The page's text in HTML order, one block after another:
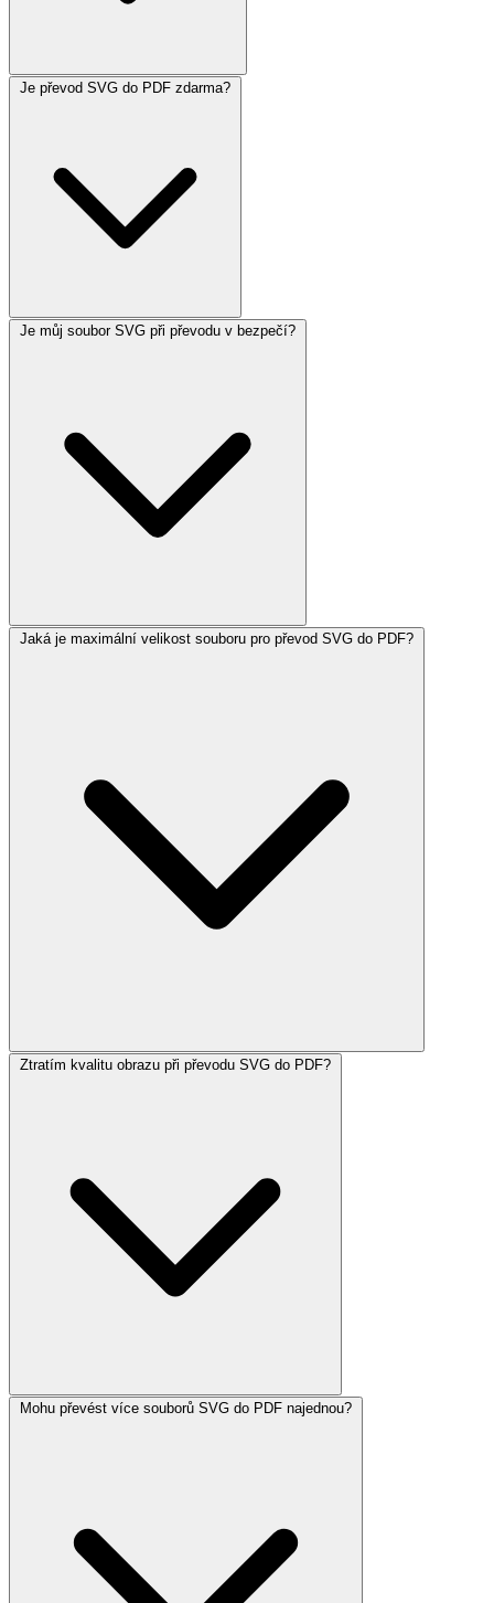
Je převod SVG do PDF zdarma?
Je můj soubor SVG při převodu v bezpečí?
Jaká je maximální velikost souboru pro převod SVG do PDF?
Ztratím kvalitu obrazu při převodu SVG do PDF?
Mohu převést více souborů SVG do PDF najednou?